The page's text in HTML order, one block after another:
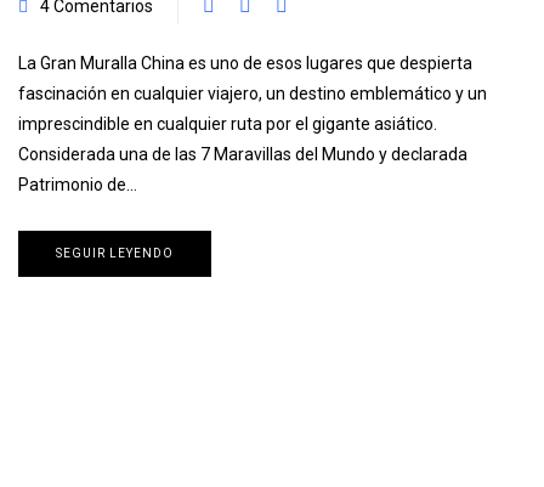
4 Comentarios
La Gran Muralla China es uno de esos lugares que despierta
fascinación en cualquier viajero, un destino emblemático y un
imprescindible en cualquier ruta por el gigante asiático.
Considerada una de las 7 Maravillas del Mundo y declarada
Patrimonio de…
SEGUIR LEYENDO